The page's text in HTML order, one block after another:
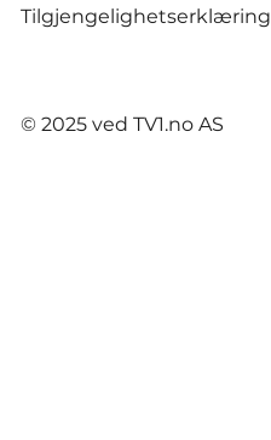
Tilgjengelighetserklæring
© 2025 ved TV1.no AS